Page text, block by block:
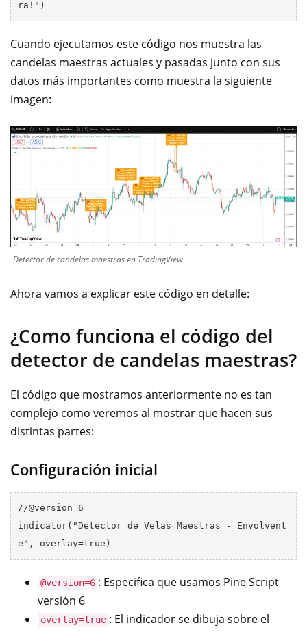
Cuando ejecutamos este código nos muestra las
candelas maestras actuales y pasadas junto con sus
datos más importantes como muestra la siguiente
imagen:
Detector de candelas maestras en TradingView
Ahora vamos a explicar este código en detalle:
¿Como funciona el código del
detector de candelas maestras?
El código que mostramos anteriormente no es tan
complejo como veremos al mostrar que hacen sus
distintas partes:
Configuración inicial
//@version=6
indicator("Detector de Velas Maestras - Envolvent
@version=6 : Especifica que usamos Pine Script
versión 6
overlay=true : El indicador se dibuja sobre el